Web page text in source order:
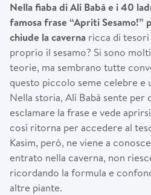
Nella fiaba di Ali Babàe i 40
famosa frase “Apriti Sesamo!”
chiude la caverna ricca di
proprio il sesamo? Si sono
teorie, ma sembrano tutte
questo piccolo seme celebre e
Nella storia, Alì Babà sente per
esclamare la frase e vede
così ritorna per accedere al
Kasim, però, ne viene a
entrato nella caverna, non
ricordando la formula e
altre piante.